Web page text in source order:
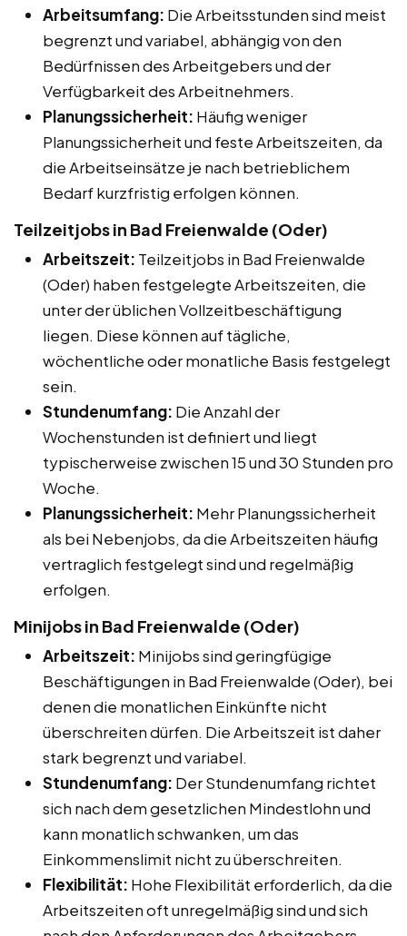
Arbeitsumfang: Die Arbeitsstunden sind meist
begrenzt und variabel, abhängig von den
Bedürfnissen des Arbeitgebers und der
Verfügbarkeit des Arbeitnehmers.
Planungssicherheit: Häufig weniger
Planungssicherheit und feste Arbeitszeiten, da
die Arbeitseinsätze je nach betrieblichem
Bedarf kurzfristig erfolgen können.
Teilzeitjobs in Bad Freienwalde (Oder)
Arbeitszeit: Teilzeitjobs in Bad Freienwalde
(Oder) haben festgelegte Arbeitszeiten, die
unter der üblichen Vollzeitbeschäftigung
liegen. Diese können auf tägliche,
wöchentliche oder monatliche Basis festgelegt
sein.
Stundenumfang: Die Anzahl der
Wochenstunden ist definiert und liegt
typischerweise zwischen 15 und 30 Stunden pro
Woche.
Planungssicherheit: Mehr Planungssicherheit
als bei Nebenjobs, da die Arbeitszeiten häufig
vertraglich festgelegt sind und regelmäßig
erfolgen.
Minijobs in Bad Freienwalde (Oder)
Arbeitszeit: Minijobs sind geringfügige
Beschäftigungen in Bad Freienwalde (Oder), bei
denen die monatlichen Einkünfte nicht
überschreiten dürfen. Die Arbeitszeit ist daher
stark begrenzt und variabel.
Stundenumfang: Der Stundenumfang richtet
sich nach dem gesetzlichen Mindestlohn und
kann monatlich schwanken, um das
Einkommenslimit nicht zu überschreiten.
Flexibilität: Hohe Flexibilität erforderlich, da die
Arbeitszeiten oft unregelmäßig sind und sich